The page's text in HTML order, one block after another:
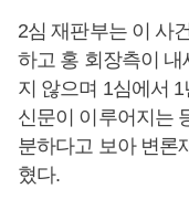
2심 재판부는 이 사
하고 홍 회장측이
지 않으며 1심에서
신문이 이루어지는
분하다고 보아 변론
혔다.